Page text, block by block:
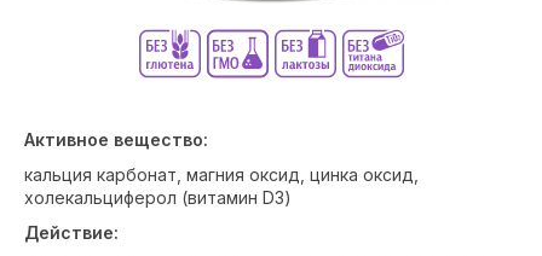
Активное вещество:
кальция карбонат, магния оксид, цинка оксид,
холекальциферол (витамин D3)
Действие: